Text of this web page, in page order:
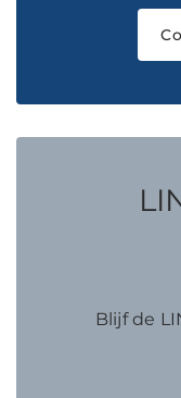
Blijf de